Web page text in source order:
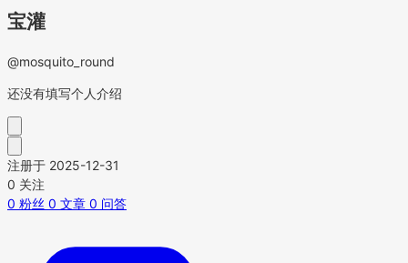
宝灌
@mosquito_round
还没有填写个人介绍
注册于 2025-12-31
0 关注
0 粉丝 0 文章 0 问答